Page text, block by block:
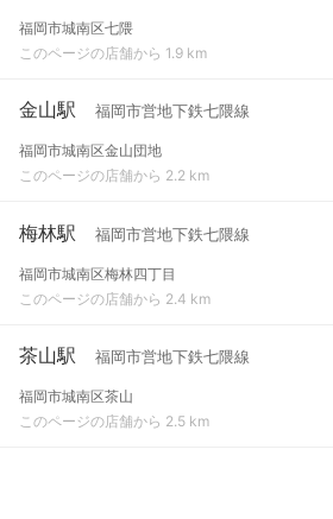
福岡市城南区七隈
このページの店舗から 1.9 km
金山駅 福岡市営地下鉄七隈線
福岡市城南区金山団地
このページの店舗から 2.2 km
梅林駅 福岡市営地下鉄七隈線
福岡市城南区梅林四丁目
このページの店舗から 2.4 km
茶山駅 福岡市営地下鉄七隈線
福岡市城南区茶山
このページの店舗から 2.5 km